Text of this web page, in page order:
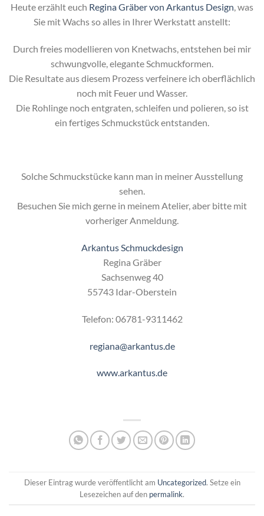
Heute erzählt euch Regina Gräber von Arkantus Design, was
Sie mit Wachs so alles in Ihrer Werkstatt anstellt:
Durch freies modellieren von Knetwachs, entstehen bei mir
schwungvolle, elegante Schmuckformen.
Die Resultate aus diesem Prozess verfeinere ich oberflächlich
noch mit Feuer und Wasser.
Die Rohlinge noch entgraten, schleifen und polieren, so ist
ein fertiges Schmuckstück entstanden.
Solche Schmuckstücke kann man in meiner Ausstellung
sehen.
Besuchen Sie mich gerne in meinem Atelier, aber bitte mit
vorheriger Anmeldung.
Arkantus Schmuckdesign
Regina Gräber
Sachsenweg 40
55743 Idar-Oberstein
Telefon: 06781-9311462
regiana@arkantus.de
www.arkantus.de
Dieser Eintrag wurde veröffentlicht am Uncategorized. Setze ein
Lesezeichen auf den permalink.